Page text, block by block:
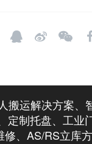
搬运解决方案、
定制托盘、工业
、AS/RS立库方